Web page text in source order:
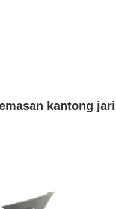
kantong